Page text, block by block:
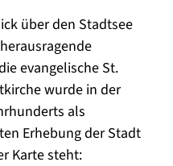
über den Stadtsee
evangelische St.
wurde in der
als
Erhebung der Stadt
Karte steht: